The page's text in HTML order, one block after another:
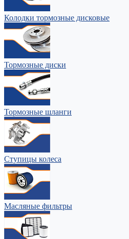
Колодки тормозные дисковые
Тормозные диски
Тормозные шланги
Ступицы колеса
Масляные фильтры